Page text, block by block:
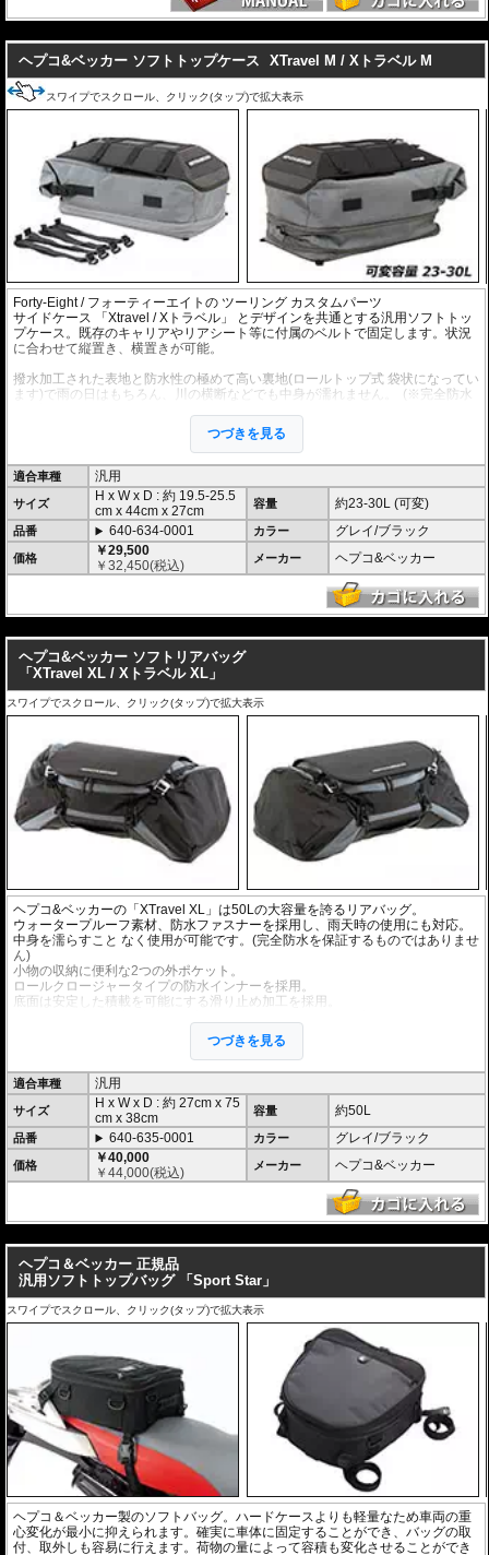
ヘプコ&ベッカー ソフトトップケース XTravel M / Xトラベル M
スワイプでスクロール、クリック(タップ)で拡大表示
Forty-Eight / フォーティーエイトの ツーリング カスタムパーツ
サイドケース 「Xtravel / Xトラベル」 とデザインを共通とする汎用ソフトトッ
プケース。既存のキャリアやリアシート等に付属のベルトで固定します。状況
に合わせて縦置き、横置きが可能。
撥水加工された表地と防水性の極めて高い裏地(ロールトップ式 袋状になってい
ます)で雨の日はもちろん、川の横断などでも中身が濡れません。
(※完全防水
付属ショルダーストラップによって、目的地到着後には背中ら背負うことも可
重さ 約1.2kg
つづきを見る
適合車種 汎用
サイズ H x W x D : 約 19.5-25.5
cm x44cm x27cm 容量 約23-30L (可変)
品番 640-634-0001 カラー グレイ/ブラック
価格
￥29,500
￥32,450(税込) メーカー ヘプコ&ベッカー
ヘプコ&ベッカー ソフトリアバッグ
「XTravel XL / Xトラベル XL」
スワイプでスクロール、クリック(タップ)で拡大表示
ヘプコ&ベッカーの「XTravel XL」は50Lの大容量を誇るリアバッグ。
ウォータープルーフ素材、防水ファスナーを採用し、雨天時の使用にも対応。
中身を濡らすこと なく使用が可能です。(完全防水を保証するものではありませ
ん)
小物の収納に便利な2つの外ポケット。
ロールクロージャータイプの防水インナーを採用。
底面は安定した積載を可能にする滑り止め加工を採用。
持ち運びに便利なショルダーベルトを同梱。
ヘプコ&ベッカーのユニバーサルエクステンションなどと組み合わせて使用す
れば、更に安定した積載が可能。
つづきを見る
適合車種 汎用
サイズ H x W x D : 約27cm x75
cm x38cm 容量 約50L
品番 640-635-0001 カラー グレイ/ブラック
価格
￥40,000
￥44,000(税込) メーカー ヘプコ&ベッカー
ヘプコ＆ベッカー 正規品
汎用ソフトトップバッグ 「Sport Star」
スワイプでスクロール、クリック(タップ)で拡大表示
ヘプコ＆ベッカー製のソフトバッグ。ハードケースよりも軽量なため車両の重
心変化が最小に抑えられます。確実に車体に固定することができ、バッグの取
付、取外しも容易に行えます。荷物の量によって容積も変化させることができ